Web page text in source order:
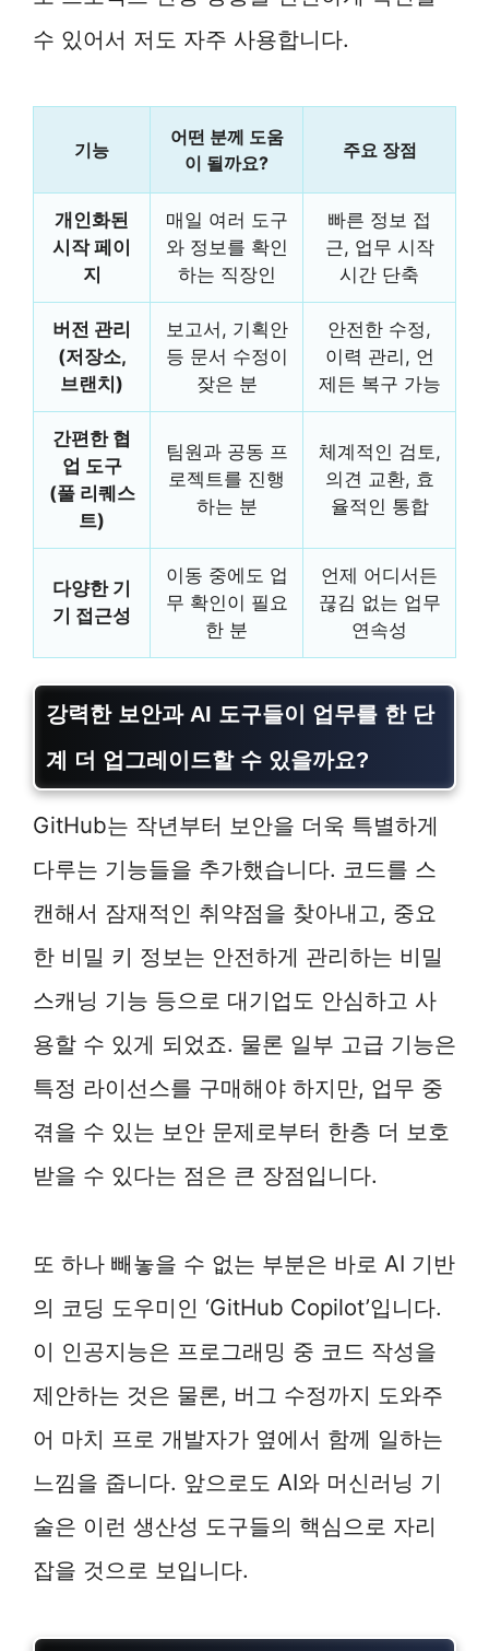
수 있어서 저도 자주 사용합니다.
기능
어떤 분께 도움
이 될까요?
주요 장점
개인화된
시작 페이
지
매일 여러 도구
와 정보를 확인
하는 직장인
빠른 정보 접
근, 업무 시작
시간 단축
버전 관리
(저장소,
브랜치)
보고서, 기획안
등 문서 수정이
잦은 분
안전한 수정,
이력 관리, 언
제든 복구 가능
간편한 협
업 도구
(풀 리퀘스
트)
팀원과 공동 프
로젝트를 진행
하는 분
체계적인 검토,
의견 교환, 효
율적인 통합
다양한 기
기 접근성
이동 중에도 업
무 확인이 필요
한 분
언제 어디서든
끊김 없는 업무
연속성
강력한 보안과 AI 도구들이 업무를 한 단
계 더 업그레이드할 수 있을까요?
GitHub는 작년부터 보안을 더욱 특별하게
다루는 기능들을 추가했습니다. 코드를 스
캔해서 잠재적인 취약점을 찾아내고, 중요
한 비밀 키 정보는 안전하게 관리하는 비밀
스캐닝 기능 등으로 대기업도 안심하고 사
용할 수 있게 되었죠. 물론 일부 고급 기능은
특정 라이선스를 구매해야 하지만, 업무 중
겪을 수 있는 보안 문제로부터 한층 더 보호
받을 수 있다는 점은 큰 장점입니다.
또 하나 빼놓을 수 없는 부분은 바로 AI 기반
의 코딩 도우미인 ‘GitHub Copilot’입니다.
이 인공지능은 프로그래밍 중 코드 작성을
제안하는 것은 물론, 버그 수정까지 도와주
어 마치 프로 개발자가 옆에서 함께 일하는
느낌을 줍니다. 앞으로도 AI와 머신러닝 기
술은 이런 생산성 도구들의 핵심으로 자리
잡을 것으로 보입니다.